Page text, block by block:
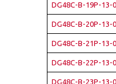
DG48C-B-19P-13-
DG48C-B-20P-13-
DG48C-B-21P-13-
DG48C-B-22P-13-
DG48C-B-23P-13-